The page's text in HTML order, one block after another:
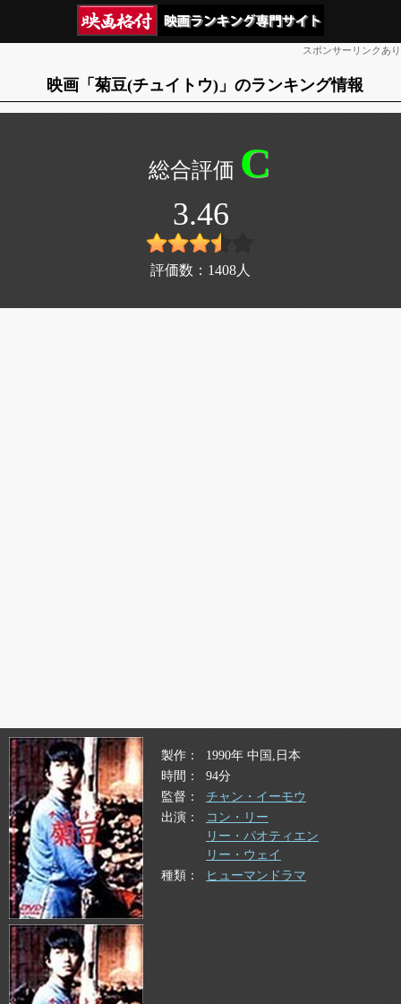
スポンサーリンクあり
映画「菊豆(チュイトウ)」のランキング情報
C
3.46
評価数： 1408 人
製作
1990年 中国,日本
時間
94分
監督
チャン・イーモウ
出演
コン・リー
リー・パオティエン
リー・ウェイ
種類
ヒューマンドラマ